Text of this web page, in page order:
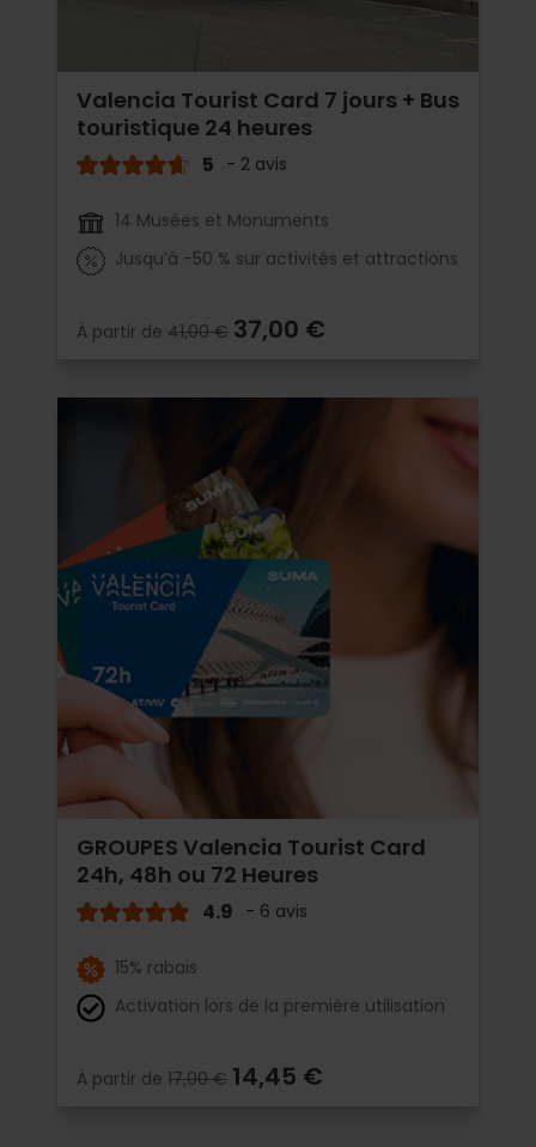
Valencia Tourist Card 7 jours + Bus
touristique 24 heures
5 - 2 avis
14 Musées et Monuments
Jusqu’à -50 % sur activités et attractions
À partir de 41,00 € 37,00 €
GROUPES Valencia Tourist Card
24h, 48h ou 72 Heures
4.9 - 6 avis
15% rabais
Activation lors de la première utilisation
À partir de 17,00 € 14,45 €